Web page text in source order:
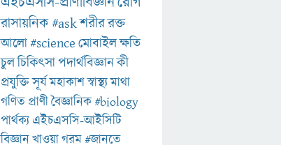
রাসায়নিক#askশরীররক্ত
আলো#scienceমোবাইলক্ষতি
চুলচিকিৎসাপদার্থবিজ্ঞানকী
প্রযুক্তিসূর্যমহাকাশস্বাস্থ্যমাথা
গণিত প্রাণীবৈজ্ঞানিক#biology
পার্থক্য এইচএসসি-আইসিটি
বিজ্ঞানখাওয়াগরম#জানতে